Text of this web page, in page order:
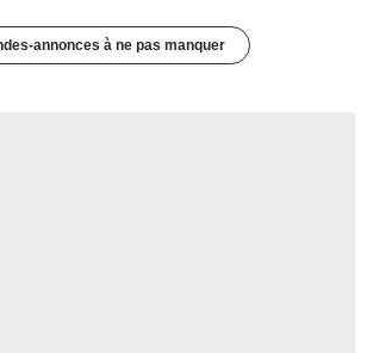
annonces à ne pas manquer